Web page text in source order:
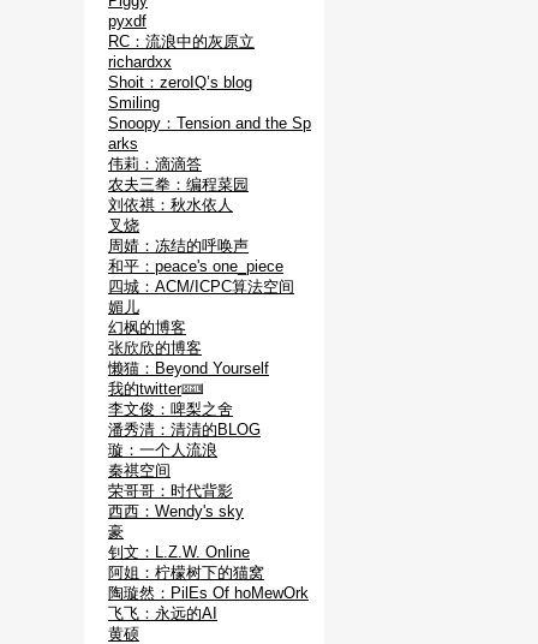
pyxdf
RC：流浪中的灰原立
richardxx
Shoit：zeroIQ’s blog
Smiling
Snoopy：Tension and the Sp
arks
伟莉：滴滴答
农夫三拳：编程菜园
刘依祺：秋水依人
叉烧
周婧：冻结的呼唤声
和平：peace's one_piece
四城：ACM/ICPC算法空间
媚儿
幻枫的博客
张欣欣的博客
懒猫：Beyond Yourself
我的twitter
李文俊：啤梨之舍
潘秀清：清清的BLOG
璇：一个人流浪
秦祺空间
荣哥哥：时代背影
西西：Wendy's sky
豪
钊文：L.Z.W. Online
阿姐：柠檬树下的猫窝
陶璇然：PilEs Of hoMewOrk
飞飞：永远的AI
黄硕